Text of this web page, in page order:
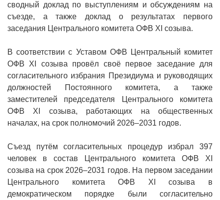
сводный доклад по выступлениям и обсуждениям на
съезде, а также доклад о результатах первого
заседания Центрального комитета ОФВ XI созыва.
В соответствии с Уставом ОФВ Центральный комитет
ОФВ XI созыва провёл своё первое заседание для
согласительного избрания Президиума и руководящих
должностей Постоянного комитета, а также
заместителей председателя Центрального комитета
ОФВ XI созыва, работающих на общественных
началах, на срок полномочий 2026–2031 годов.
Съезд путём согласительных процедур избрал 397
человек в состав Центрального комитета ОФВ XI
созыва на срок 2026–2031 годов. На первом заседании
Центрального комитета ОФВ XI созыва в
демократическом порядке были согласительно